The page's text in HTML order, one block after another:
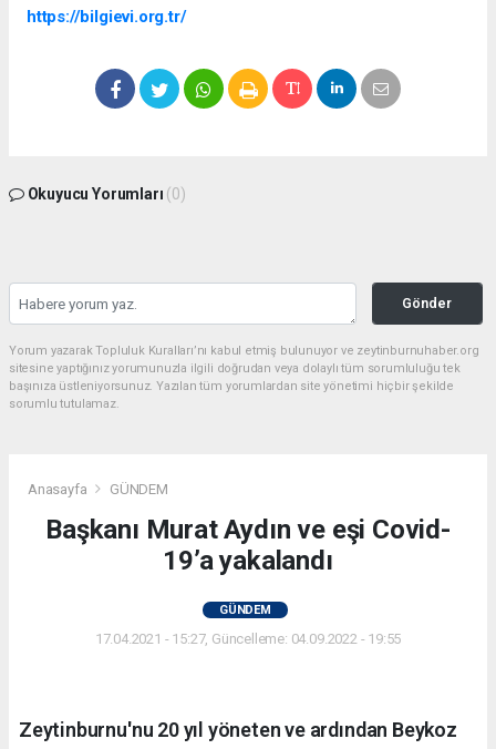
https://bilgievi.org.tr/
Okuyucu Yorumları (0)
Gönder
Yorum yazarak Topluluk Kuralları’nı kabul etmiş bulunuyor ve zeytinburnuhaber.org
sitesine yaptığınız yorumunuzla ilgili doğrudan veya dolaylı tüm sorumluluğu tek
başınıza üstleniyorsunuz. Yazılan tüm yorumlardan site yönetimi hiçbir şekilde
sorumlu tutulamaz.
Anasayfa GÜNDEM
Başkanı Murat Aydın ve eşi Covid-
19’a yakalandı
GÜNDEM
17.04.2021 - 15:27, Güncelleme: 04.09.2022 - 19:55
Zeytinburnu'nu 20 yıl yöneten ve ardından Beykoz